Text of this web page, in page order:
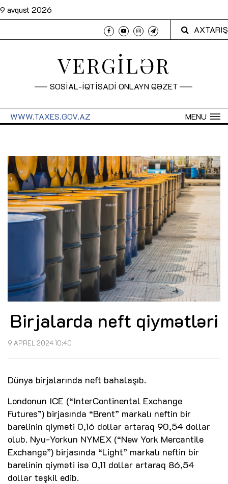
9 avqust 2026
AXTARIŞ
VERGİLƏR
SOSİAL-İQTİSADİ ONLAYN QƏZET
MENU
WWW.TAXES.GOV.AZ
Birjalarda neft qiymətləri
9 APREL 2024 10:40
Dünya birjalarında neft bahalaşıb.
Londonun ICE (“InterContinental Exchange
Futures”) birjasında “Brent” markalı neftin bir
barelinin qiyməti 0,16 dollar artaraq 90,54 dollar
olub. Nyu-Yorkun NYMEX (“New York Mercantile
Exchange”) birjasında “Light” markalı neftin bir
barelinin qiyməti isə 0,11 dollar artaraq 86,54
dollar təşkil edib.